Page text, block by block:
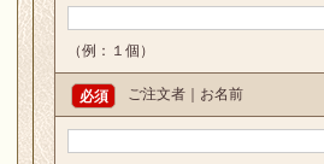
（例：１個）
ご注文者｜お名前
必須